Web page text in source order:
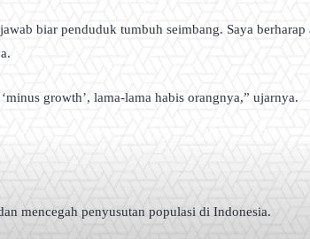
biar penduduk tumbuh seimbang. Saya
growth’, lama-lama habis orangnya,” ujarnya.
mencegah penyusutan populasi di Indonesia.